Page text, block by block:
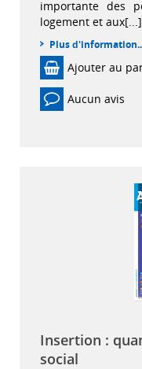
importante des
logement et aux[...]
Plus
Ajouter au
Aucun avis
Insertion :
social